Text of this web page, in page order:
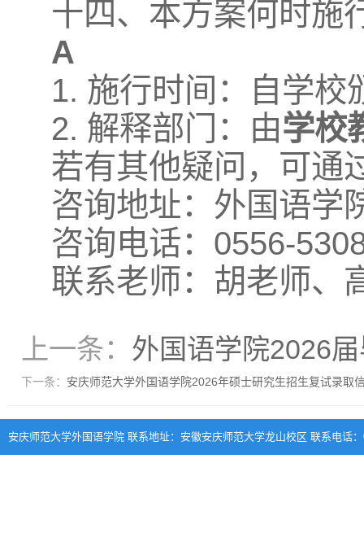
十四、本方案何时施
A
1. 施行时间：自学校
2. 解释部门：由学校
若有其他疑问，可通
咨询地址：外国语学
咨询电话：0556-
联系老师：胡老师、
上一条： 外国语学院2026
下一条： 安庆师范大学外国语学院2026年硕士研究生招生复试录取
安庆师范大学外国语学院 联系地址：安徽安庆师范大学龙山校区 联系电话